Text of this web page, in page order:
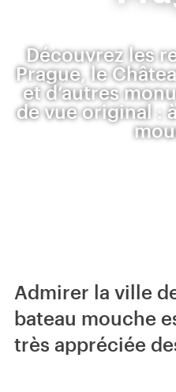
Découvrez les
Prague, le
et d’autres
de vue original :
Admirer la ville
bateau mouche
très appréciée